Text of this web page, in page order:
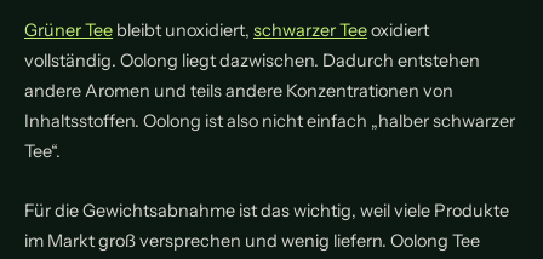
Grüner Tee bleibt unoxidiert, schwarzer Teeoxidiert
vollständig. Oolong liegt dazwischen. Dadurch entstehen
andere Aromen und teils andere Konzentrationen von
Inhaltsstoffen. Oolong ist also nicht einfach „halber schwarzer
Tee“.
Für die Gewichtsabnahme ist das wichtig, weil viele Produkte
im Markt groß versprechen und wenig liefern. Oolong Tee